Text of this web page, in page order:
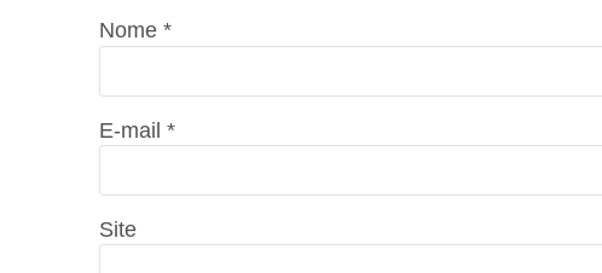
Nome *
E-mail *
Site